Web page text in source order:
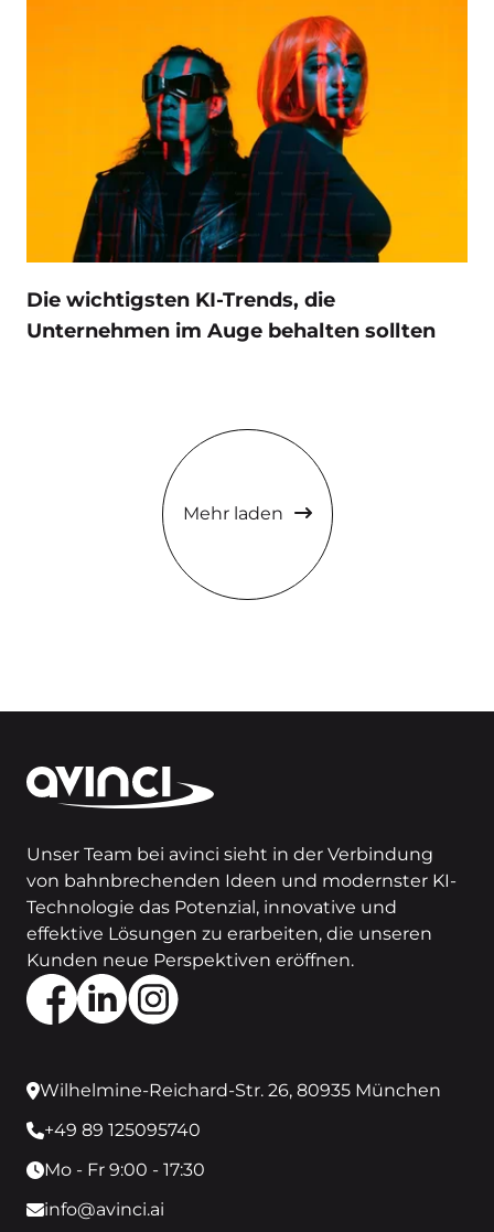
Die wichtigsten KI-Trends, die
Unternehmen im Auge behalten sollten
Mehr laden
Unser Team bei avinci sieht in der Verbindung
von bahnbrechenden Ideen und modernster KI-
Technologie das Potenzial, innovative und
effektive Lösungen zu erarbeiten, die unseren
Kunden neue Perspektiven eröffnen.
Wilhelmine-Reichard-Str. 26, 80935 München
+49 89 125095740
Mo - Fr 9:00 - 17:30
info@avinci.ai